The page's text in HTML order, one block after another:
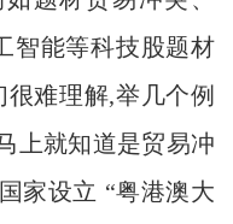
智能等科技股题材
难理解,举几个例
上就知道是贸易冲
家设立 “粤港澳大